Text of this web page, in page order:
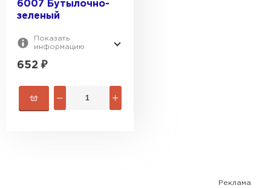
6007 Бутылочно-
зеленый
Показать
информацию
652 ₽
Реклама